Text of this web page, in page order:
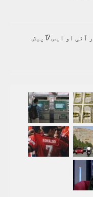
ایپل نے میک بک ایئر اور آئی او ایس 17 پیش